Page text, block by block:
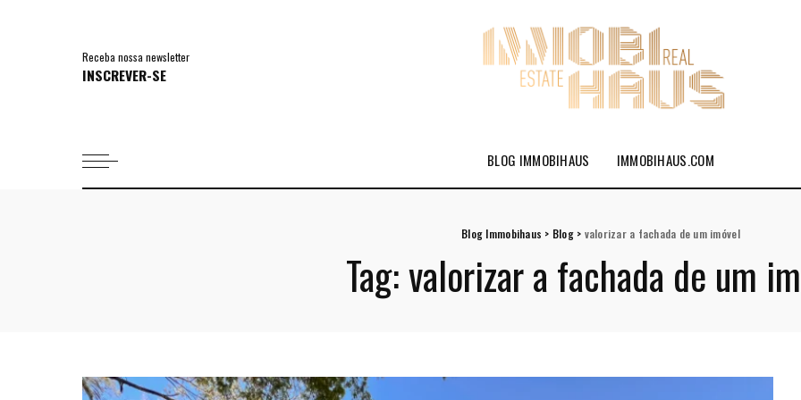
Receba nossa newsletter
INSCREVER-SE
BLOG IMMOBIHAUS IMMOBIHAUS.COM
Blog Immobihaus > Blog> valorizar a fachada de um imóvel
Tag:valorizar a fachada de um